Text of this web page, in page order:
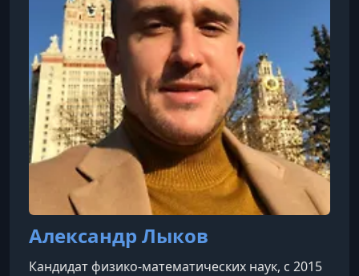
преподавал математи
Александр Лыков
Кандидат физико-математических наук, с 2015